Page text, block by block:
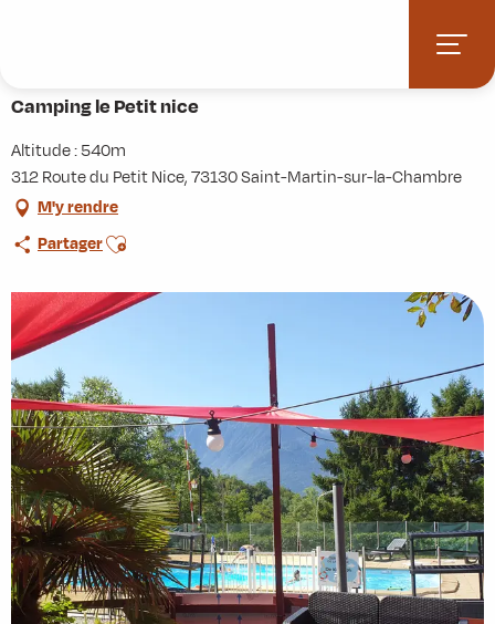
Camping le Petit nice
Altitude : 540m
312 Route du Petit Nice, 73130 Saint-Martin-sur-la-Chambre
M'y rendre
PartagerAjouter aux favoris